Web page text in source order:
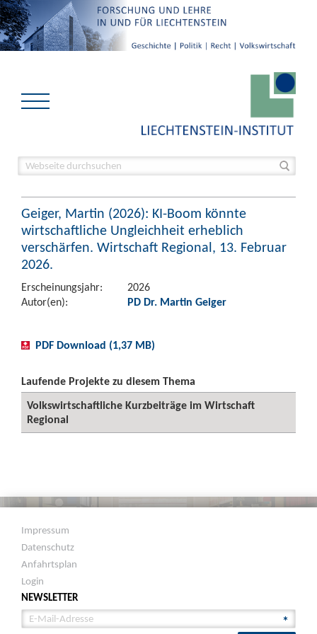
Geiger, Martin (2026): KI-Boom könnte
wirtschaftliche Ungleichheit erheblich
verschärfen. Wirtschaft Regional, 13. Februar
2026.
Erscheinungsjahr:
2026
Autor(en):
PD Dr. Martin Geiger
PDF Download (1,37 MB)
Laufende Projekte zu diesem Thema
Volkswirtschaftliche Kurzbeiträge im Wirtschaft
Regional
Impressum
Datenschutz
Anfahrtsplan
Login
NEWSLETTER